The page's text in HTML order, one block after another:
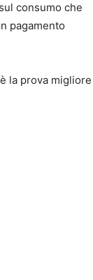
consumo che
pagamento
la prova migliore